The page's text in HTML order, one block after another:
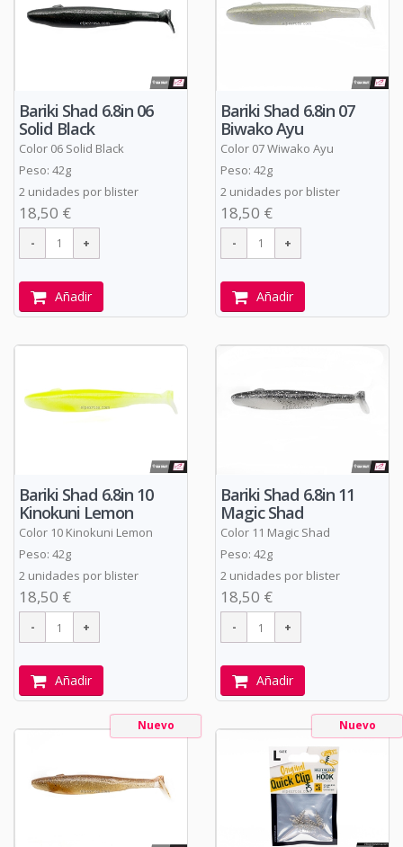
Bariki Shad 6.8in 06
Solid Black
Color 06 Solid Black
Peso: 42g
2 unidades por blister
18,50 €
Añadir
Bariki Shad 6.8in 07
Biwako Ayu
Color 07 Wiwako Ayu
Peso: 42g
2 unidades por blister
18,50 €
Añadir
Bariki Shad 6.8in 10
Kinokuni Lemon
Color 10 Kinokuni Lemon
Peso: 42g
2 unidades por blister
18,50 €
Añadir
Bariki Shad 6.8in 11
Magic Shad
Color 11 Magic Shad
Peso: 42g
2 unidades por blister
18,50 €
Añadir
Nuevo Nuevo